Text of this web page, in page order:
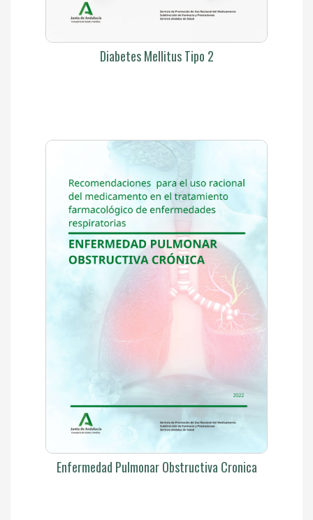
Diabetes Mellitus Tipo 2
Enfermedad Pulmonar Obstructiva Cronica